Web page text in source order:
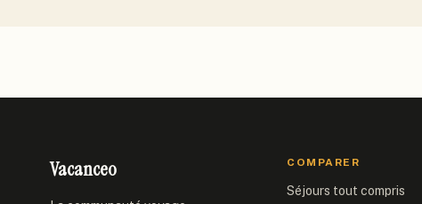
Vacanceo COMPARER
Séjours tout compris